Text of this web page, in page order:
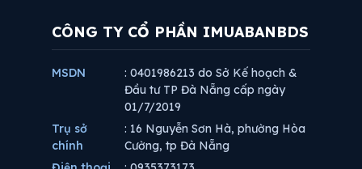
CÔNG TY CỔ PHẦN IMUABANBDS
MSDN
: 0401986213 do Sở Kế hoạch &
Đầu tư TP Đà Nẵng cấp ngày
01/7/2019
Trụ sở
chính
: 16 Nguyễn Sơn Hà, phường Hòa
Cường, tp Đà Nẵng